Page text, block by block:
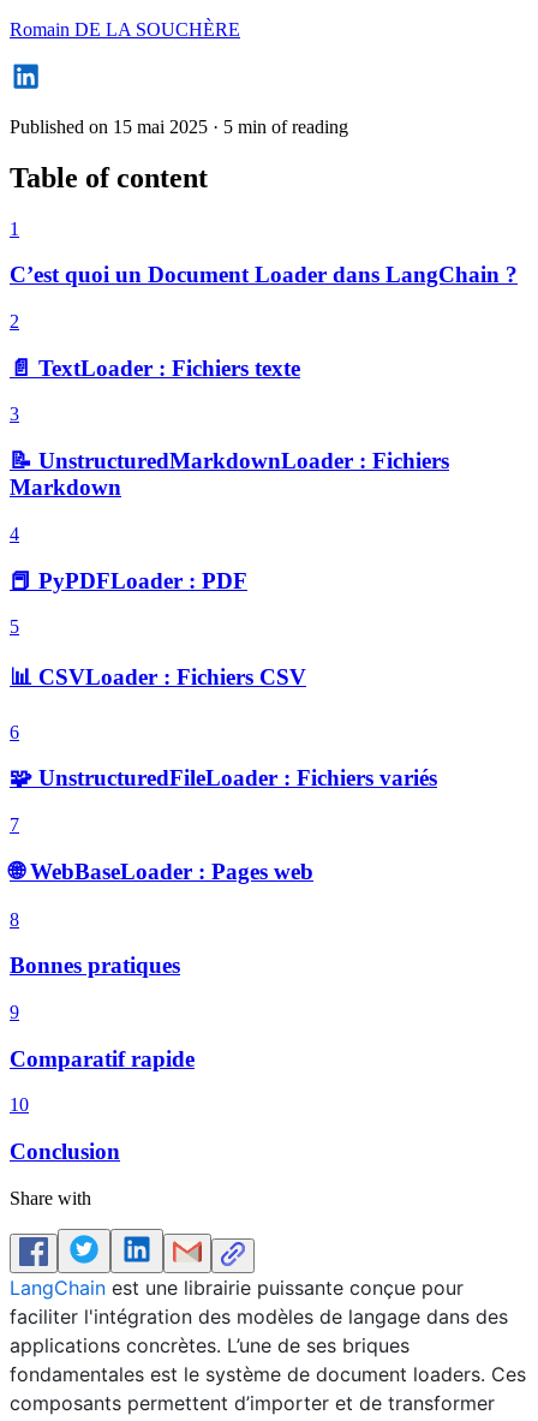
Romain DE LA SOUCHÈRE
Published on 15 mai 2025 · 5 min of reading
Table of content
1
C’est quoi un Document Loader dans LangChain ?
2
📄 TextLoader : Fichiers texte
3
📝 UnstructuredMarkdownLoader : Fichiers
Markdown
4
📕 PyPDFLoader : PDF
5
📊 CSVLoader : Fichiers CSV
6
🧩 UnstructuredFileLoader : Fichiers variés
7
🌐 WebBaseLoader : Pages web
8
Bonnes pratiques
9
Comparatif rapide
10
Conclusion
Share with
LangChain est une librairie puissante conçue pour
faciliter l'intégration des modèles de langage dans des
applications concrètes. L’une de ses briques
fondamentales est le système de document loaders. Ces
composants permettent d’importer et de transformer